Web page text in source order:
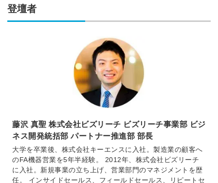
登壇者
藤沢 真聖 株式会社ビズリーチ ビズリーチ事業部 ビジ
ネス開発統括部 パートナー推進部 部長
大学を卒業後、株式会社キーエンスに入社。製造業の顧客へ
のFA機器営業を5年半経験。 2012年、株式会社ビズリーチ
に入社。新規事業の立ち上げ、営業部門のマネジメントを歴
任。 インサイドセールス、フィールドセールス、リピートセ